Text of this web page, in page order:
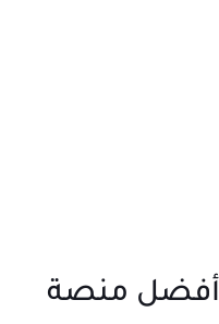
تطبيق Big Sports أفضل منصة